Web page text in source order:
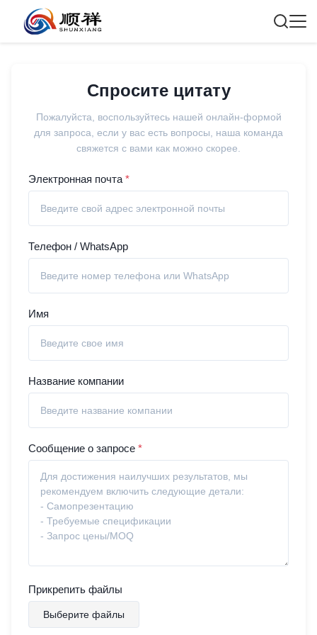
Спросите цитату
Пожалуйста, воспользуйтесь нашей онлайн-формой
для запроса, если у вас есть вопросы, наша команда
свяжется с вами как можно скорее.
Электронная почта *
Телефон / WhatsApp
Имя
Название компании
Сообщение о запросе *
Прикрепить файлы
Выберите файлы